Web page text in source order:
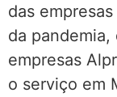
das
da
empresas
o serviço em